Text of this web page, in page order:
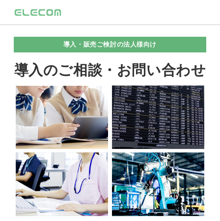
導入・販売ご検討の法人様向け
導入のご相談・お問い合わせ